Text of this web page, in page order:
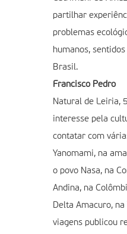
partilhar
problemas
humanos,
Brasil.
Francisco Pedro
Natural de Leiria,
interesse pela
contatar com
Yanomami, na
o povo Nasa, na
Andina, na
Delta Amacuro,
viagens publicou